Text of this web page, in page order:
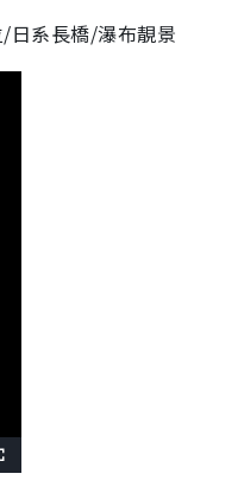
日系長橋/瀑布靚景